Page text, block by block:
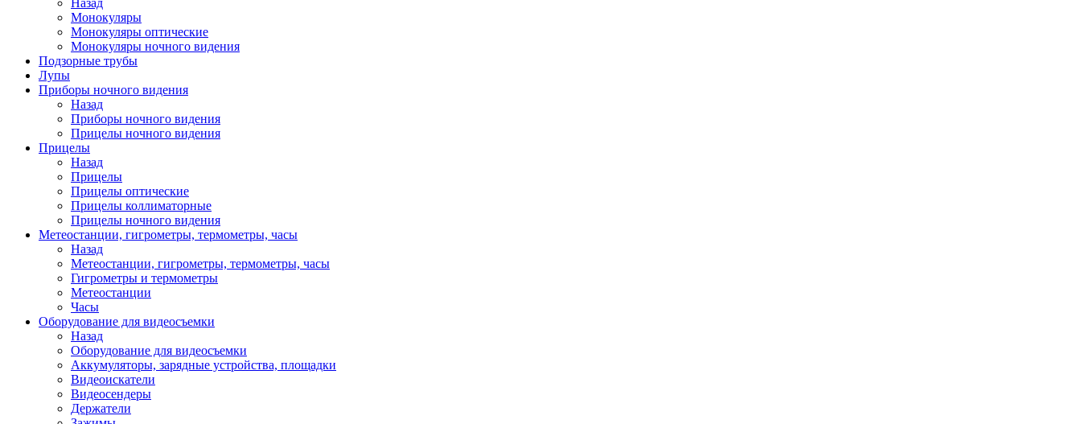
Назад
Монокуляры
Монокуляры оптические
Монокуляры ночного видения
Подзорные трубы
Лупы
Приборы ночного видения
Назад
Приборы ночного видения
Прицелы ночного видения
Прицелы
Назад
Прицелы
Прицелы оптические
Прицелы коллиматорные
Прицелы ночного видения
Метеостанции, гигрометры, термометры, часы
Назад
Метеостанции, гигрометры, термометры, часы
Гигрометры и термометры
Метеостанции
Часы
Оборудование для видеосъемки
Назад
Оборудование для видеосъемки
Аккумуляторы, зарядные устройства, площадки
Видеоискатели
Видеосендеры
Держатели